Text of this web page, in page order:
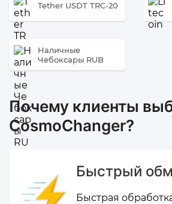
Tether USDT TRC-20
Наличные
Чебоксары RUB
Почему клиенты
CosmoChanger?
Быстрый
Быстрая